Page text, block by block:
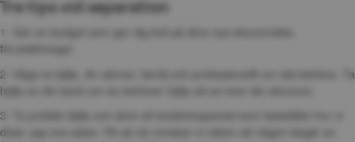
Tre tips vid separation
1. Gör en budget som ger dig koll på dina nya ekonomiska
förutsättningar.
2. Våga ta hjälp. Av vänner, familj och professionellt om det behövs. Ta
hjälp av din bank om du behöver hjälp att se över din ekonomi.
3. Ta juridisk hjälp och skriv ett bodelningsavtal som fastställer hur ni
delar upp era saker. På så vis minskar ni risken att någon begär en